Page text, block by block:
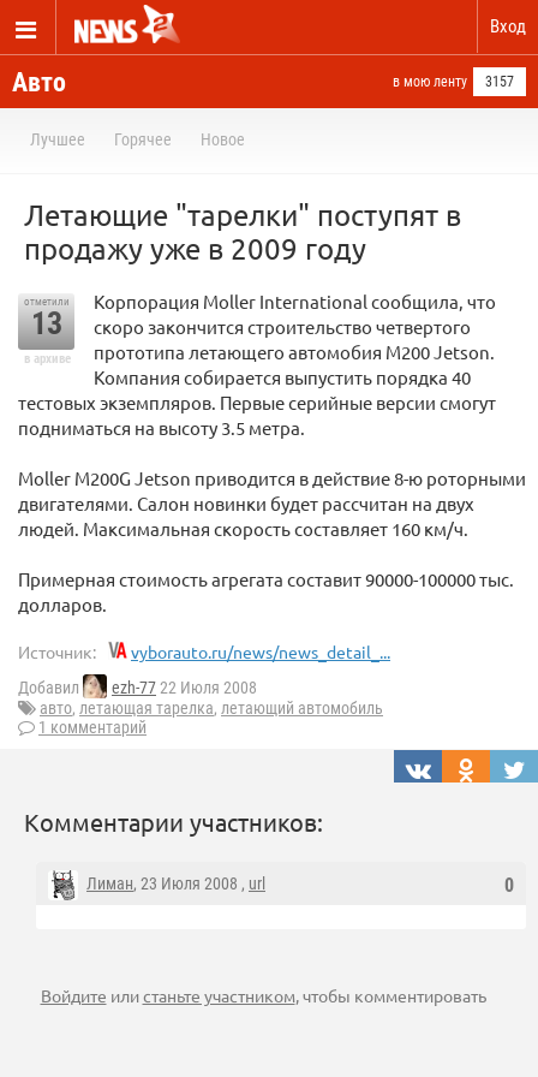
Вход
Авто в мою ленту 3157
Лучшее Горячее Новое
Летающие "тарелки" поступят в
продажу уже в 2009 году
отметили
13
в архиве
Корпорация Moller International сообщила, что
скоро закончится строительство четвертого
прототипа летающего автомобия M200 Jetson.
Компания собирается выпустить порядка 40
тестовых экземпляров. Первые серийные версии смогут
подниматься на высоту 3.5 метра.
Moller M200G Jetson приводится в действие 8-ю роторными
двигателями. Салон новинки будет рассчитан на двух
людей. Максимальная скорость составляет 160 км/ч.
Примерная стоимость агрегата составит 90000-100000 тыс.
долларов.
Источник: vyborauto.ru/news/news_detail_...
Добавил ezh-7722 Июля 2008
авто, летающая тарелка, летающий автомобиль
1 комментарий
Комментарии участников:
0
Лиман, 23 Июля 2008 , url
Войдите илистаньте участником, чтобы комментировать